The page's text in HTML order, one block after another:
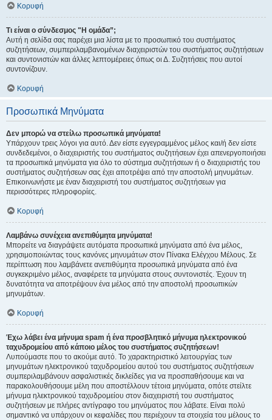
Κορυφή
Τι είναι ο σύνδεσμος "Η ομάδα”;
Αυτή η σελίδα σας παρέχει μια λίστα με το προσωπικό του συστήματος
συζητήσεων, συμπεριλαμβανομένων διαχειριστών του συστήματος συζητήσεων
και συντονιστών και άλλες λεπτομέρειες όπως οι Δ. Συζητήσεις που αυτοί
συντονίζουν.
Κορυφή
Προσωπικά Μηνύματα
Δεν μπορώ να στείλω προσωπικά μηνύματα!
Υπάρχουν τρεις λόγοι για αυτό. Δεν είστε εγγεγραμμένος μέλος και/ή δεν είστε
συνδεδεμένοι, ο διαχειριστής του συστήματος συζητήσεων έχει απενεργοποιήσει
τα προσωπικά μηνύματα για όλο το σύστημα συζητήσεων ή ο διαχειριστής του
συστήματος συζητήσεων σας έχει αποτρέψει από την αποστολή μηνυμάτων.
Επικοινωνήστε με έναν διαχειριστή του συστήματος συζητήσεων για
περισσότερες πληροφορίες.
Κορυφή
Λαμβάνω συνέχεια ανεπιθύμητα μηνύματα!
Μπορείτε να διαγράψετε αυτόματα προσωπικά μηνύματα από ένα μέλος,
χρησιμοποιώντας τους κανόνες μηνυμάτων στον Πίνακα Ελέγχου Μέλους. Σε
περίπτωση που λαμβάνετε ανεπιθύμητα προσωπικά μηνύματα από ένα
συγκεκριμένο μέλος, αναφέρετε τα μηνύματα στους συντονιστές. Έχουν τη
δυνατότητα να αποτρέψουν ένα μέλος από την αποστολή προσωπικών
μηνυμάτων.
Κορυφή
Έχω λάβει ένα μήνυμα spam ή ένα προσβλητικό μήνυμα ηλεκτρονικού
ταχυδρομείου από κάποιο μέλος του συστήματος συζητήσεων!
Λυπούμαστε που το ακούμε αυτό. Το χαρακτηριστικό λειτουργίας των
μηνυμάτων ηλεκτρονικού ταχυδρομείου αυτού του συστήματος συζητήσεων
συμπεριλαμβάνουν ασφαλιστικές δικλείδες για να προσπαθήσουμε και να
παρακολουθήσουμε μέλη που αποστέλλουν τέτοια μηνύματα, οπότε στείλτε
μήνυμα ηλεκτρονικού ταχυδρομείου στον διαχειριστή του συστήματος
συζητήσεων με πλήρες αντίγραφο του μηνύματος που λάβατε. Είναι πολύ
σημαντικό να υπάρχουν οι κεφαλίδες που περιέχουν τα στοιχεία του μέλους το